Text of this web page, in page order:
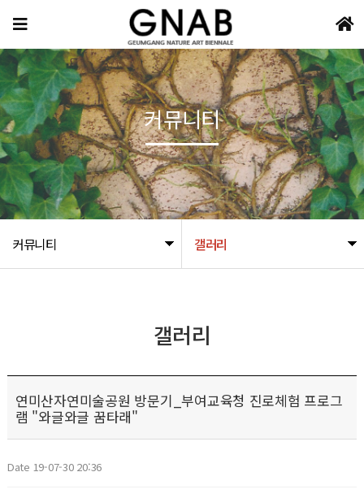
커뮤니티 갤러리
커뮤니티
갤러리
연미산자연미술공원 방문기_부여교육청 진로체험 프로그
램 "와글와글 꿈타래"
Date 19-07-30 20:36